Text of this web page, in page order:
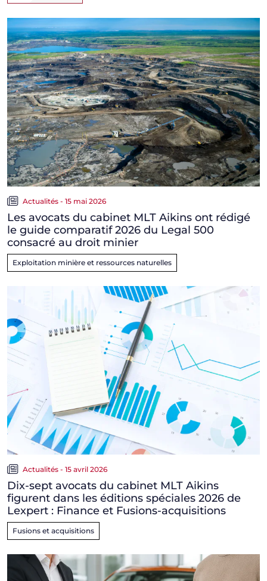
Actualités - 15 mai 2026
Les avocats du cabinet MLT Aikins ont rédigé
le guide comparatif 2026 du Legal 500
consacré au droit minier
Exploitation minière et ressources naturelles
Actualités - 15 avril 2026
Dix-sept avocats du cabinet MLT Aikins
figurent dans les éditions spéciales 2026 de
Lexpert : Finance et Fusions-acquisitions
Fusions et acquisitions